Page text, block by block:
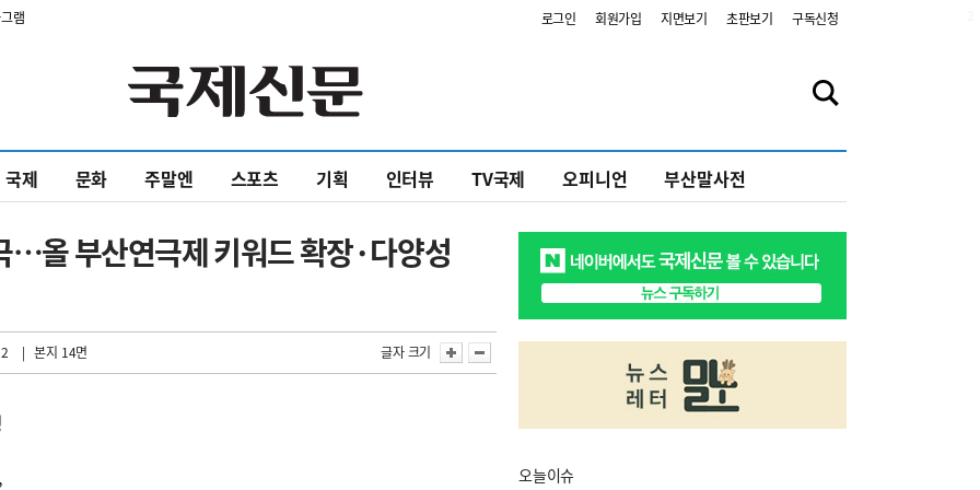
램 로그인 회원가입 지면보기 초판보기 구독신청
국제 문화 주말엔 스포츠 기획 인터뷰 TV국제 오피니언 부산말사전
…올 부산연극제 키워드 확장·다양성
| 본지 14면 글자 크기
오늘이슈